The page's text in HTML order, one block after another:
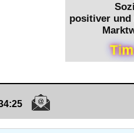
positiver und
Tim